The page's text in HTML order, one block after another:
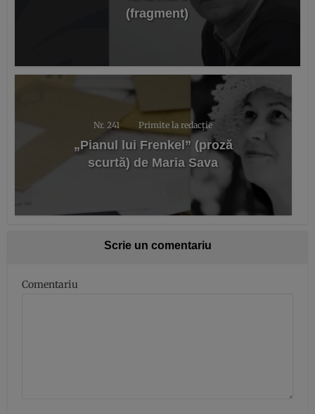
(fragment)
Nr. 241 Primite la redacție
„Pianul lui Frenkel” (proză
scurtă) de Maria Sava
Scrie un comentariu
Comentariu